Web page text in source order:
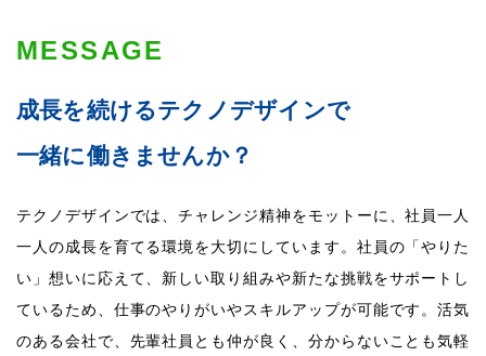
MESSAGE
成長を続けるテクノデザインで
一緒に働きませんか？
テクノデザインでは、チャレンジ精神をモットーに、社員一人
一人の成長を育てる環境を大切にしています。社員の「やりた
い」想いに応えて、新しい取り組みや新たな挑戦をサポートし
ているため、仕事のやりがいやスキルアップが可能です。活気
のある会社で、先輩社員とも仲が良く、分からないことも気軽